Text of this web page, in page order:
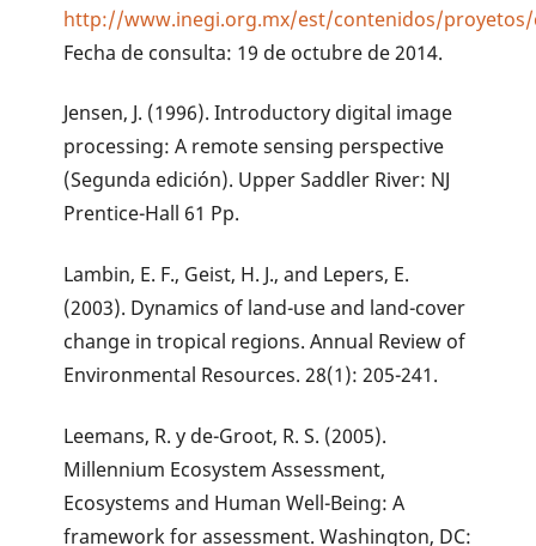
http://www.inegi.org.mx/est/contenidos/proyetos/
Fecha de consulta: 19 de octubre de 2014.
Jensen, J. (1996). Introductory digital image
processing: A remote sensing perspective
(Segunda edición). Upper Saddler River: NJ
Prentice-Hall 61 Pp.
Lambin, E. F., Geist, H. J., and Lepers, E.
(2003). Dynamics of land-use and land-cover
change in tropical regions. Annual Review of
Environmental Resources. 28(1): 205-241.
Leemans, R. y de-Groot, R. S. (2005).
Millennium Ecosystem Assessment,
Ecosystems and Human Well-Being: A
framework for assessment. Washington, DC: